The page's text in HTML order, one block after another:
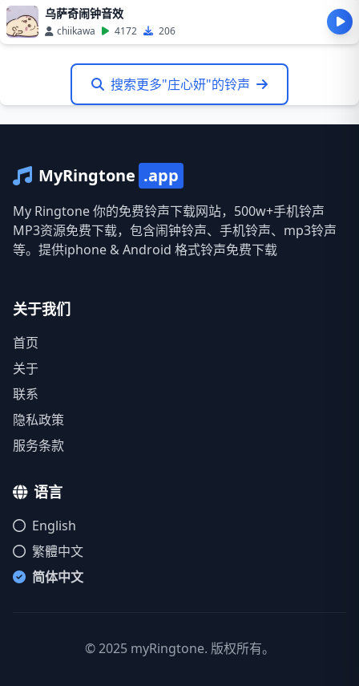
乌萨奇闹钟音效
chiikawa 4172 206
搜索更多"庄心妍"的铃声
MyRingtone .app
My Ringtone 你的免费铃声下载网站，500w+手机铃声
MP3资源免费下载，包含闹钟铃声、手机铃声、mp3铃声
等。提供iphone & Android 格式铃声免费下载
关于我们
首页
关于
联系
隐私政策
服务条款
语言
English
繁體中文
简体中文
© 2025 myRingtone. 版权所有。